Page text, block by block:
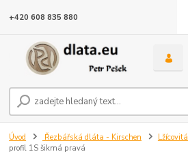
+420 608 835 880
Úvod Řezbářská dláta - Kirschen
profil 1S šikmá pravá